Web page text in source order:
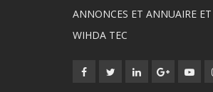
ANNONCES ET ANNUAIRE
WIHDA TEC